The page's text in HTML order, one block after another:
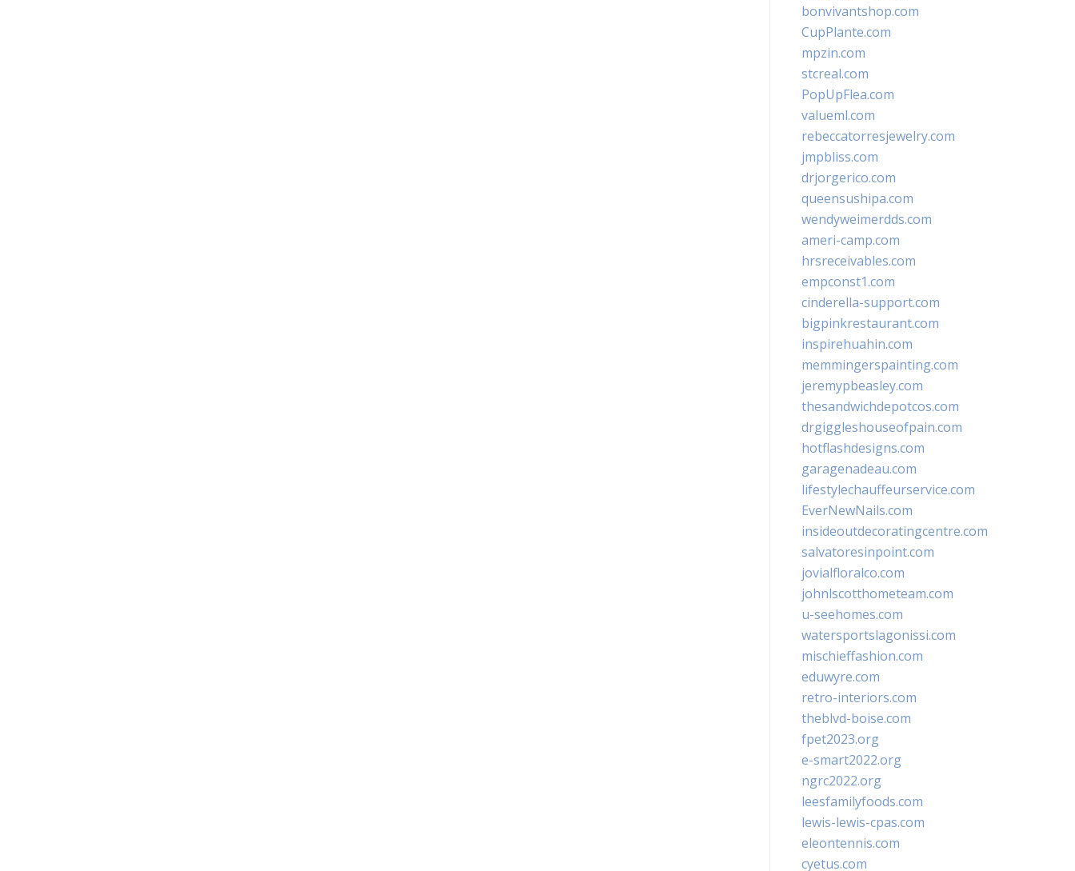
bonvivantshop.com
CupPlante.com
mpzin.com
stcreal.com
PopUpFlea.com
valueml.com
rebeccatorresjewelry.com
jmpbliss.com
drjorgerico.com
queensushipa.com
wendyweimerdds.com
ameri-camp.com
hrsreceivables.com
empconst1.com
cinderella-support.com
bigpinkrestaurant.com
inspirehuahin.com
memmingerspainting.com
jeremypbeasley.com
thesandwichdepotcos.com
drgiggleshouseofpain.com
hotflashdesigns.com
garagenadeau.com
lifestylechauffeurservice.com
EverNewNails.com
insideoutdecoratingcentre.com
salvatoresinpoint.com
jovialfloralco.com
johnlscotthometeam.com
u-seehomes.com
watersportslagonissi.com
mischieffashion.com
eduwyre.com
retro-interiors.com
theblvd-boise.com
fpet2023.org
e-smart2022.org
ngrc2022.org
leesfamilyfoods.com
lewis-lewis-cpas.com
eleontennis.com
cyetus.com